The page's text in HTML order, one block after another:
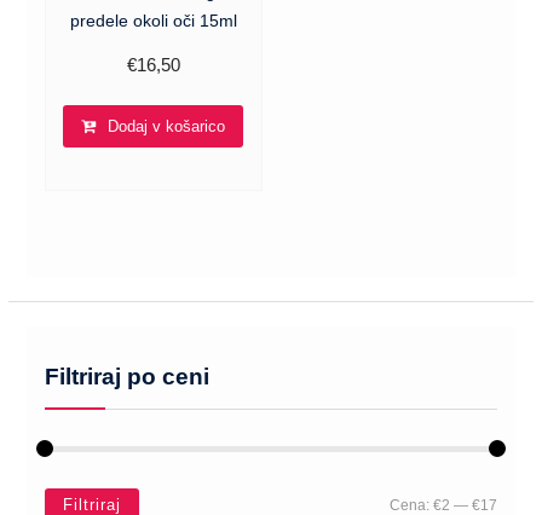
predele okoli oči 15ml
€16,50
Dodaj v košarico
Filtriraj po ceni
Filtriraj Cena:€2 —€17